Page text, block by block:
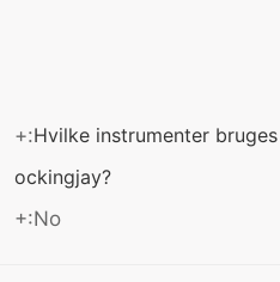
+:Hvilke instrumenter
ockingjay?
+:No